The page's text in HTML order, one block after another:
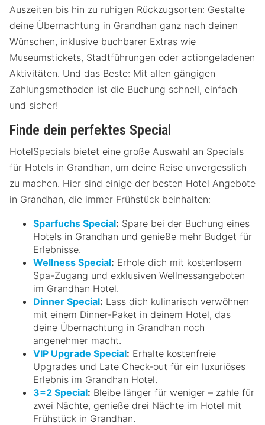
Auszeiten bis hin zu ruhigen Rückzugsorten: Gestalte
deine Übernachtung in Grandhan ganz nach deinen
Wünschen, inklusive buchbarer Extras wie
Museumstickets, Stadtführungen oder actiongeladenen
Aktivitäten. Und das Beste: Mit allen gängigen
Zahlungsmethoden ist die Buchung schnell, einfach
und sicher!
Finde dein perfektes Special
HotelSpecials bietet eine große Auswahl an Specials
für Hotels in Grandhan, um deine Reise unvergesslich
zu machen. Hier sind einige der besten Hotel Angebote
in Grandhan, die immer Frühstück beinhalten:
Sparfuchs Special: Spare bei der Buchung eines
Hotels in Grandhan und genieße mehr Budget für
Erlebnisse.
Wellness Special: Erhole dich mit kostenlosem
Spa-Zugang und exklusiven Wellnessangeboten
im Grandhan Hotel.
Dinner Special: Lass dich kulinarisch verwöhnen
mit einem Dinner-Paket in deinem Hotel, das
deine Übernachtung in Grandhan noch
angenehmer macht.
VIP Upgrade Special: Erhalte kostenfreie
Upgrades und Late Check-out für ein luxuriöses
Erlebnis im Grandhan Hotel.
3=2 Special: Bleibe länger für weniger – zahle für
zwei Nächte, genieße drei Nächte im Hotel mit
Frühstück in Grandhan.